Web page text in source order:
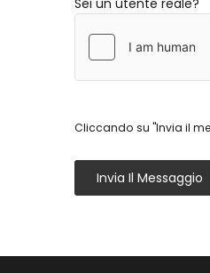
Sei un utente reale?
Cliccando su "Invia il
Invia Il Messaggio